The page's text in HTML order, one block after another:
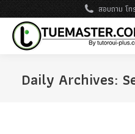
สอบถาม โ
Daily Archives: